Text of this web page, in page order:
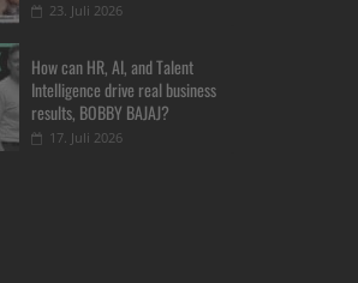
23. Juli 2026
How can HR, AI, and Talent
Intelligence drive real business
results, BOBBY BAJAJ?
17. Juli 2026